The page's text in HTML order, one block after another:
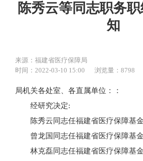
陈秀云等同志职务
知
来源：福建省医疗保障局
时间：2022-03-10 15:00
浏览量：8798
局机关各处室、各直属单位：：
经研究决定:
陈秀云同志任福建省医疗保障基金
曾龙国同志任福建省医疗保障基金
林克磊同志任福建省医疗保障基金